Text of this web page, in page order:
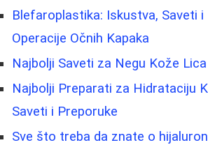
Blefaroplastika: Iskustva, Saveti i
Operacije Očnih Kapaka
Najbolji Saveti za Negu Kože Lica
Najbolji Preparati za Hidrataciju
Saveti i Preporuke
Sve što treba da znate o